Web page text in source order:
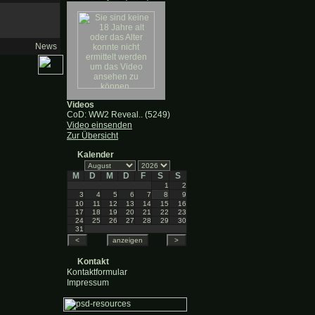
News
Videos
CoD: WW2 Reveal.. (5249)
Video einsenden
Zur Übersicht
Kalender
M D M D F S S
1
2
3
4 5 6 7 8
9
10
11 12 13 14 15
16
17
18 19 20 21 22
23
24
25 26 27 28 29
30
31
Kontakt
Kontaktformular
Impressum